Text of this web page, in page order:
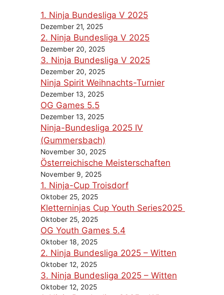
1. Ninja Bundesliga V 2025
Dezember 21, 2025
2. Ninja Bundesliga V 2025
Dezember 20, 2025
3. Ninja Bundesliga V 2025
Dezember 20, 2025
Ninja Spirit Weihnachts-Turnier
Dezember 13, 2025
OG Games 5.5
Dezember 13, 2025
Ninja-Bundesliga 2025 IV
(Gummersbach)
November 30, 2025
Österreichische Meisterschaften
November 9, 2025
1. Ninja-Cup Troisdorf
Oktober 25, 2025
Kletterninjas Cup Youth Series2025
Oktober 25, 2025
OG Youth Games 5.4
Oktober 18, 2025
2. Ninja Bundesliga 2025 – Witten
Oktober 12, 2025
3. Ninja Bundesliga 2025 – Witten
Oktober 12, 2025